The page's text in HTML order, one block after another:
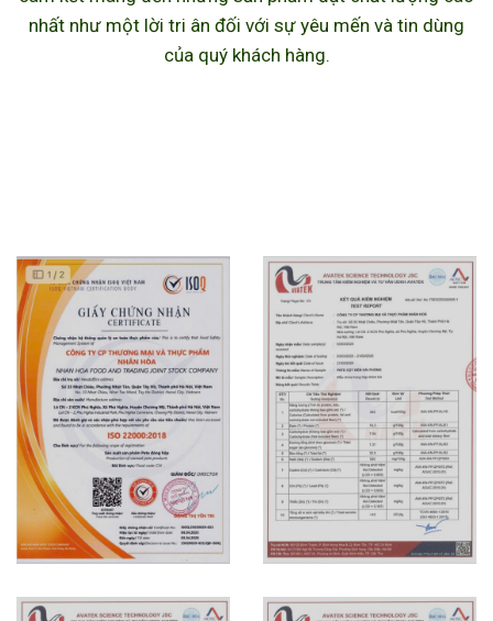
nhất như một lời tri ân đối với sự yêu mến và tin dùng
của quý khách hàng.